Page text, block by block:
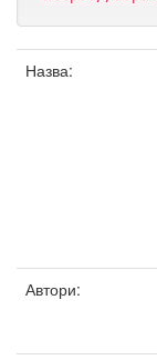
Назва:
Автори: